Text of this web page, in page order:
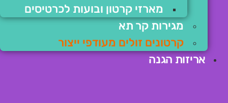
מארזי קרטון ובועות לכרטיסים
מגירות קר תא
קרטונים זולים מעודפי ייצור
אריזות הגנה